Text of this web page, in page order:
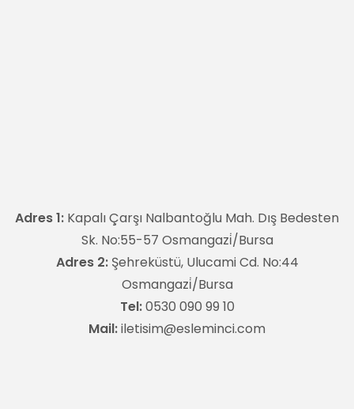
Adres 1: Kapalı Çarşı Nalbantoğlu Mah. Dış Bedesten
Sk. No:55-57 Osmangazi̇/Bursa
Adres 2:Şehreküstü, Ulucami Cd. No:44
Osmangazi̇/Bursa
Tel:0530 090 99 10
Mail:iletisim@esleminci.com